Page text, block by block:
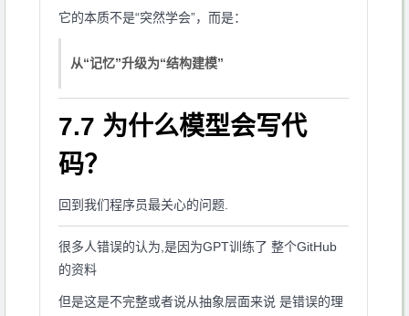
它的本质不是“突然学会”，而是：
从“记忆”升级为“结构建模”
7.7 为什么模型会写代
码？
回到我们程序员最关心的问题.
很多人错误的认为,是因为GPT训练了 整个GitHub
的资料
但是这是不完整或者说从抽象层面来说 是错误的理